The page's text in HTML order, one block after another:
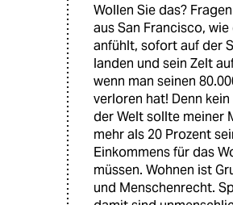
Wollen Sie das?
aus San Francisco, wie
anfühlt, sofort auf der
landen und sein Zelt
wenn man seinen
verloren hat! Denn
der Welt sollte meiner
mehr als 20 Prozent
Einkommens für das
müssen. Wohnen ist
und Menschenrecht.